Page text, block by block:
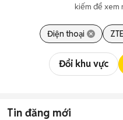
kiếm để xem
Điện thoại ZTE
Đổi khu vực
Tin đăng mới